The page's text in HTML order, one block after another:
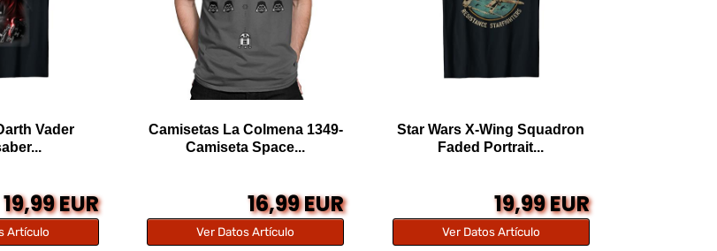
Vader
19,99 EUR
Artículo
Camisetas La Colmena 1349-
Camiseta Space...
16,99 EUR
Ver Datos Artículo
Star Wars X-Wing Squadron
Faded Portrait...
19,99 EUR
Ver Datos Artículo